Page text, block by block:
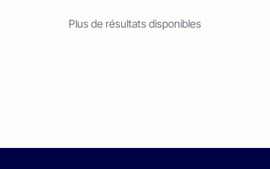
Plus de résultats disponibles